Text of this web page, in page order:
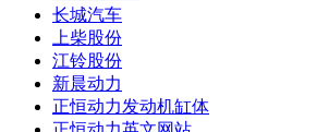
长城汽车
上柴股份
江铃股份
新晨动力
正恒动力发动机缸体